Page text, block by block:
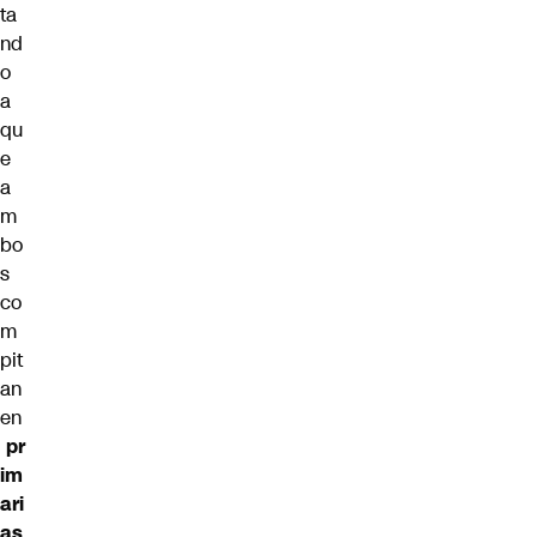
ta
nd
o
a
qu
e
a
m
bo
s
co
m
pit
an
en
pr
im
ari